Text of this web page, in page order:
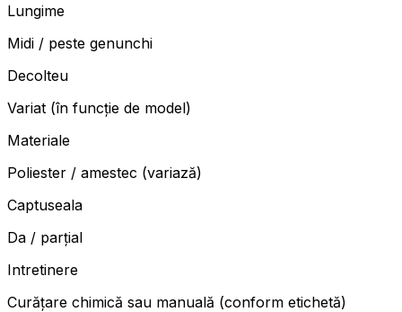
Lungime
Midi / peste genunchi
Decolteu
Variat (în funcție de model)
Materiale
Poliester / amestec (variază)
Captuseala
Da / parțial
Intretinere
Curățare chimică sau manuală (conform etichetă)